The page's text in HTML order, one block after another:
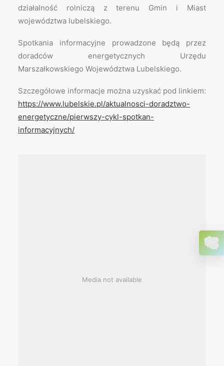
działalność rolniczą z terenu Gmin i Miast
województwa lubelskiego.
Spotkania informacyjne prowadzone będą przez
doradców energetycznych Urzędu
Marszałkowskiego Województwa Lubelskiego.
Szczegółowe informacje można uzyskać pod linkiem:
https://www.lubelskie.pl/aktualnosci-doradztwo-
energetyczne/pierwszy-cykl-spotkan-
informacyjnych/
Media not available